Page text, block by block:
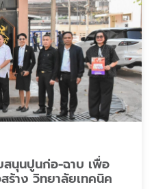
นุนปูนก่อ-ฉาบ เพื่อ
ร้าง วิทยาลัยเทคนิค